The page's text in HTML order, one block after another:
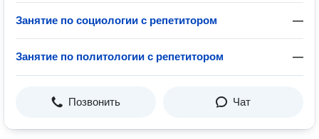
Занятие по социологии с репетитором —
Занятие по политологии с репетитором —
Позвонить Чат